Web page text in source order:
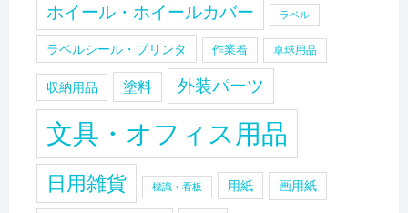
ホイール・ホイールカバー ラベル
ラベルシール・プリンタ 作業着 卓球用品
収納用品 塗料 外装パーツ
文具・オフィス用品
日用雑貨 標識・看板 用紙 画用紙